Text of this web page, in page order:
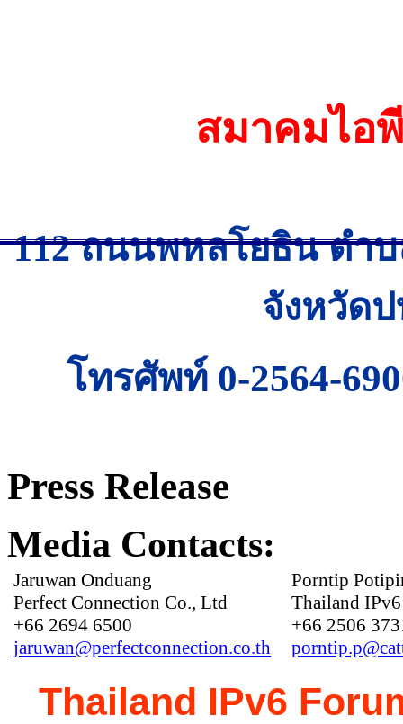
สมาคมไอ
112 ถนนพหลโยธิน ตำ
จังหวัด
โทรศัพท์ 0-2564-
Press Release
Media Contacts:
Jaruwan Onduang
Perfect Connection Co., Ltd
+66 2694 6500
jaruwan@perfectconnection.co.th
Porntip
Thailand
+66 2506
Thailand IPv6